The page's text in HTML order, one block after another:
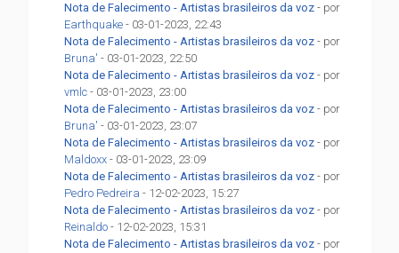
Nota de Falecimento - Artistas brasileiros da voz - por
Earthquake - 03-01-2023, 22:43
Nota de Falecimento - Artistas brasileiros da voz - por
Bruna' - 03-01-2023, 22:50
Nota de Falecimento - Artistas brasileiros da voz - por
vmlc - 03-01-2023, 23:00
Nota de Falecimento - Artistas brasileiros da voz - por
Bruna' - 03-01-2023, 23:07
Nota de Falecimento - Artistas brasileiros da voz - por
Maldoxx - 03-01-2023, 23:09
Nota de Falecimento - Artistas brasileiros da voz - por
Pedro Pedreira - 12-02-2023, 15:27
Nota de Falecimento - Artistas brasileiros da voz - por
Reinaldo - 12-02-2023, 15:31
Nota de Falecimento - Artistas brasileiros da voz - por